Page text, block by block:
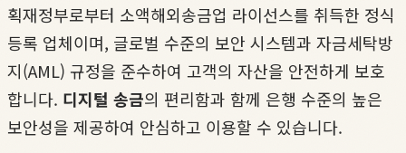
획재정부로부터 소액해외송금업 라이선스를 취득한 정식
등록 업체이며, 글로벌 수준의 보안 시스템과 자금세탁방
지(AML) 규정을 준수하여 고객의 자산을 안전하게 보호
합니다. 디지털 송금의 편리함과 함께 은행 수준의 높은
보안성을 제공하여 안심하고 이용할 수 있습니다.